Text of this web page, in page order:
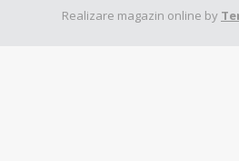
Realizare magazin online by